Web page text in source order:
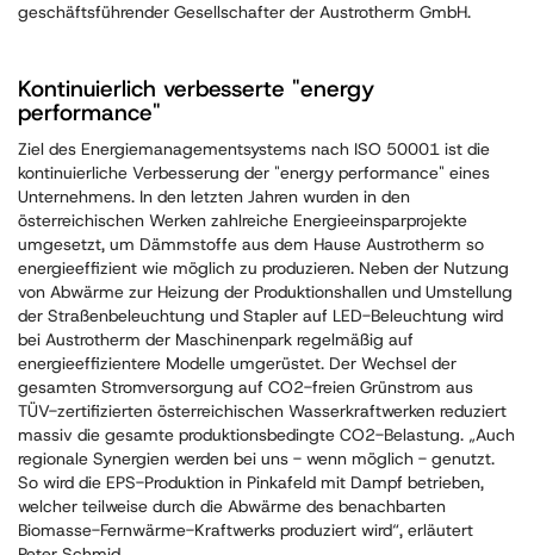
geschäftsführender Gesellschafter der Austrotherm GmbH.
Kontinuierlich verbesserte "energy
performance"
Ziel des Energiemanagementsystems nach ISO 50001 ist die
kontinuierliche Verbesserung der "energy performance" eines
Unternehmens. In den letzten Jahren wurden in den
österreichischen Werken zahlreiche Energieeinsparprojekte
umgesetzt, um Dämmstoffe aus dem Hause Austrotherm so
energieeffizient wie möglich zu produzieren. Neben der Nutzung
von Abwärme zur Heizung der Produktionshallen und Umstellung
der Straßenbeleuchtung und Stapler auf LED-Beleuchtung wird
bei Austrotherm der Maschinenpark regelmäßig auf
energieeffizientere Modelle umgerüstet. Der Wechsel der
gesamten Stromversorgung auf CO2-freien Grünstrom aus
TÜV-zertifizierten österreichischen Wasserkraftwerken reduziert
massiv die gesamte produktionsbedingte CO2-Belastung. „Auch
regionale Synergien werden bei uns - wenn möglich - genutzt.
So wird die EPS-Produktion in Pinkafeld mit Dampf betrieben,
welcher teilweise durch die Abwärme des benachbarten
Biomasse-Fernwärme-Kraftwerks produziert wird“, erläutert